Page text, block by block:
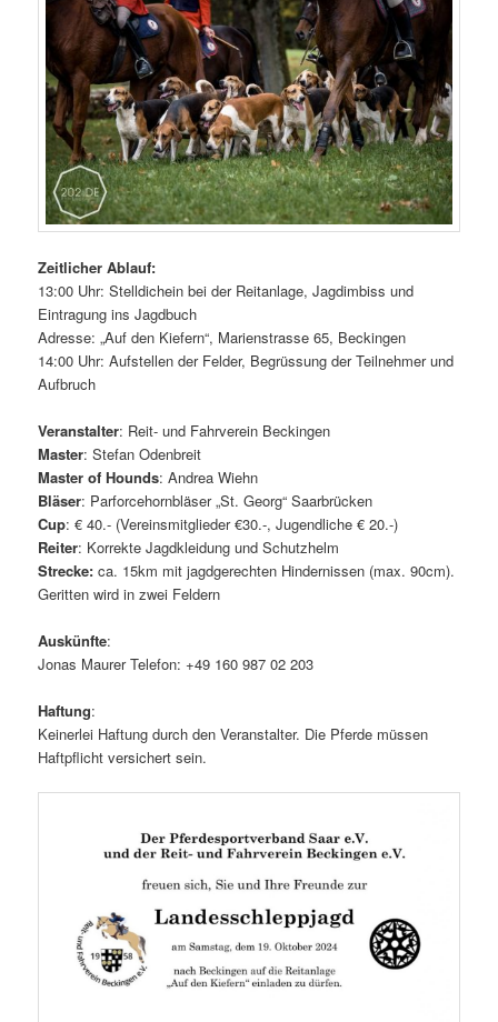
Zeitlicher Ablauf:
13:00 Uhr: Stelldichein bei der Reitanlage, Jagdimbiss und
Eintragung ins Jagdbuch
Adresse: „Auf den Kiefern“, Marienstrasse 65, Beckingen
14:00 Uhr: Aufstellen der Felder, Begrüssung der Teilnehmer und
Aufbruch
Veranstalter: Reit- und Fahrverein Beckingen
Master: Stefan Odenbreit
Master of Hounds: Andrea Wiehn
Bläser: Parforcehornbläser „St. Georg“ Saarbrücken
Cup: € 40.- (Vereinsmitglieder €30.-, Jugendliche € 20.-)
Reiter: Korrekte Jagdkleidung und Schutzhelm
Strecke: ca. 15km mit jagdgerechten Hindernissen (max. 90cm).
Geritten wird in zwei Feldern
Auskünfte:
Jonas Maurer Telefon: +49 160 987 02 203
Haftung:
Keinerlei Haftung durch den Veranstalter. Die Pferde müssen
Haftpflicht versichert sein.